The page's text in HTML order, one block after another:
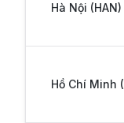
Hà Nội (HAN)
Hồ Chí Minh (